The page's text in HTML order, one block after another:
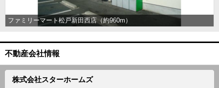
ファミリーマート松戸新田西店（約960m）
不動産会社情報
株式会社スターホームズ